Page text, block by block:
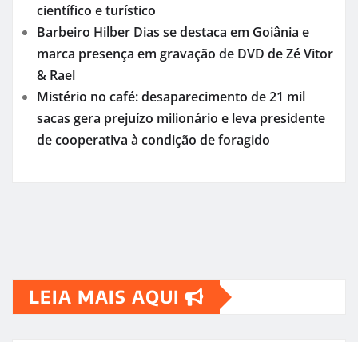
científico e turístico
Barbeiro Hilber Dias se destaca em Goiânia e
marca presença em gravação de DVD de Zé Vitor
& Rael
Mistério no café: desaparecimento de 21 mil
sacas gera prejuízo milionário e leva presidente
de cooperativa à condição de foragido
LEIA MAIS AQUI